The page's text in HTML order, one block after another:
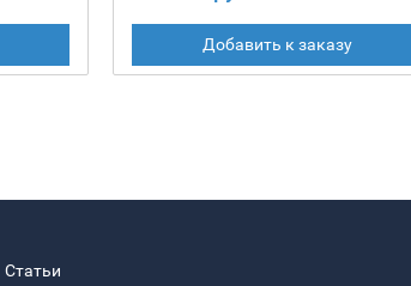
Добавить к заказу
Статьи